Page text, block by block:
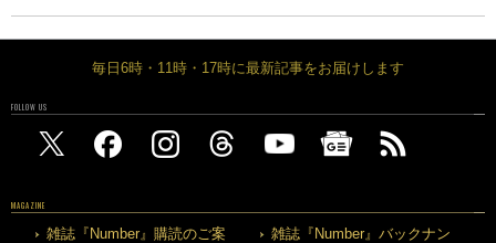
毎日6時・11時・17時に最新記事をお届けします
FOLLOW US
MAGAZINE
雑誌『Number』購読のご案
雑誌『Number』バックナン